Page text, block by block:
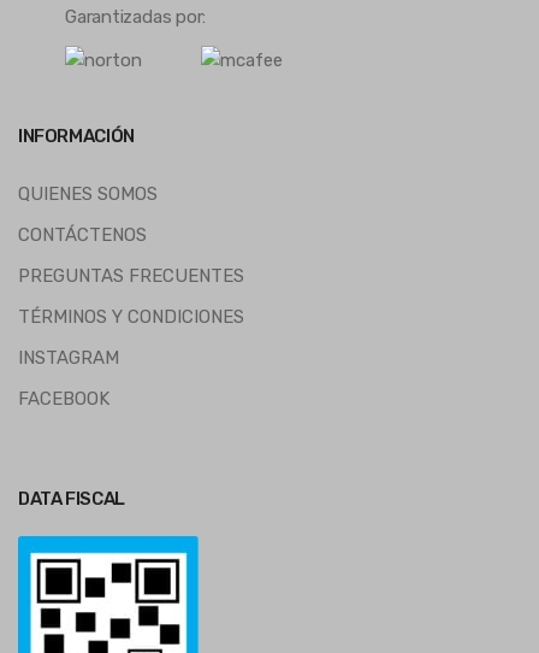
Garantizadas por:
INFORMACIÓN
QUIENES SOMOS
CONTÁCTENOS
PREGUNTAS FRECUENTES
TÉRMINOS Y CONDICIONES
INSTAGRAM
FACEBOOK
DATA FISCAL